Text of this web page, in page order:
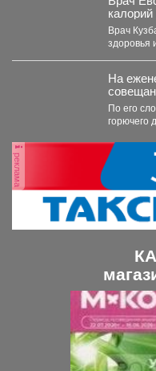
маме
Врач
здоровья
На
По его
горючего
реклама